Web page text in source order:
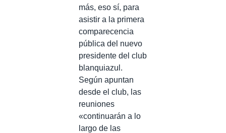
más, eso sí, para
asistir a la primera
comparecencia
pública del nuevo
presidente del club
blanquiazul.
Según apuntan
desde el club, las
reuniones
«continuarán a lo
largo de las